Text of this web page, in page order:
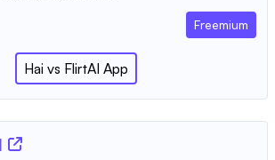
Freemium
Hai vs FlirtAI App